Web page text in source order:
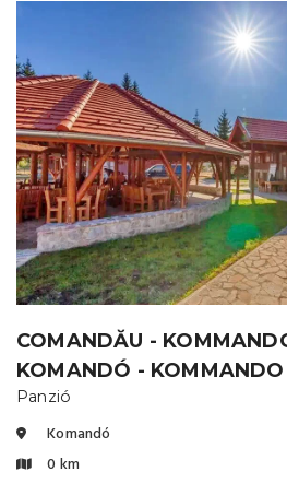
COMANDĂU -
KOMANDÓ -
Panzió
Komandó
0 km